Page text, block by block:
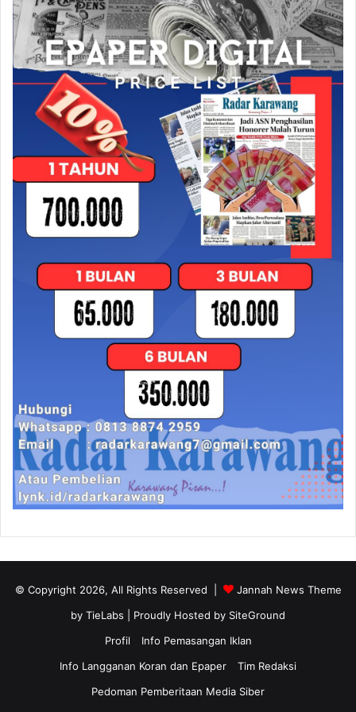
© Copyright 2026, All Rights Reserved |
Jannah News Theme
by TieLabs | Proudly Hosted by SiteGround
Profil
Info Pemasangan Iklan
Info Langganan Koran dan Epaper
Tim Redaksi
Pedoman Pemberitaan Media Siber